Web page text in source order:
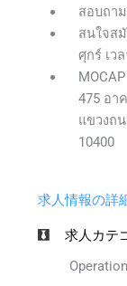
สอบถา
สนใจส
ศุกร์ เว
475 อา
แขวงถ
10400
求人情報の詳
求人カテ